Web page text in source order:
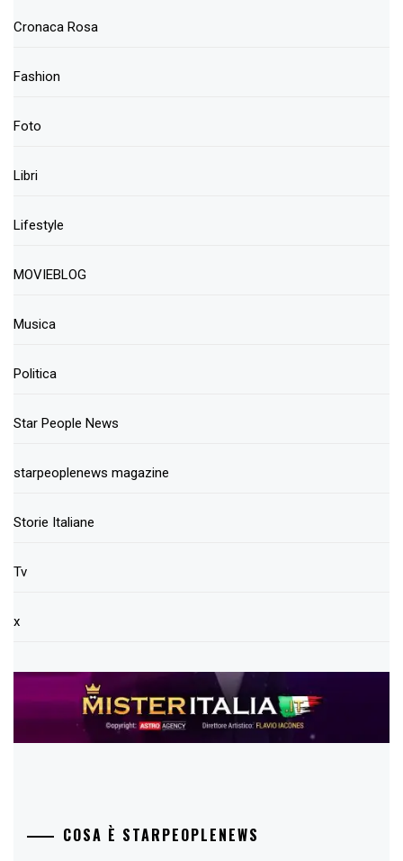
Cronaca Rosa
Fashion
Foto
Libri
Lifestyle
MOVIEBLOG
Musica
Politica
Star People News
starpeoplenews magazine
Storie Italiane
Tv
x
COSA È STARPEOPLENEWS